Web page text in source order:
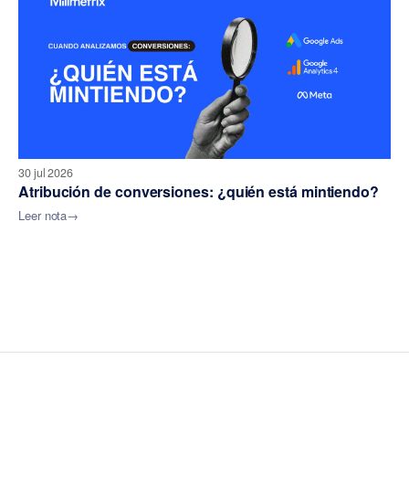
30 jul 2026
Atribución de conversiones: ¿quién está mintiendo?
Leer nota→